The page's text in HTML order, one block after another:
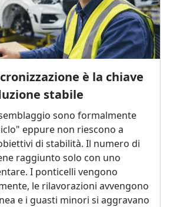
è la chiave
stabile
sono formalmente
eppure non riescono a
di stabilità. Il numero di
raggiunto solo con uno
I ponticelli vengono
le rilavorazioni avvengono
e i guasti minori si aggravano